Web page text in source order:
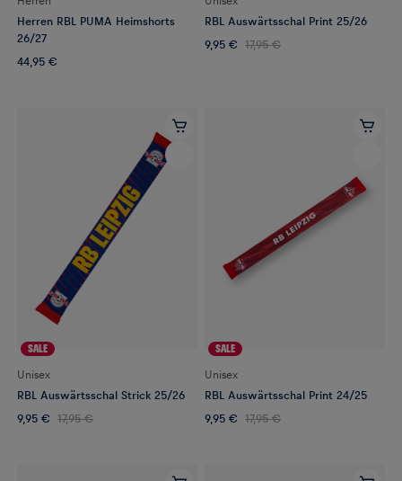
Herren RBL PUMA Heimshorts
26/27
44,95 €
RBL Auswärtsschal Print 25/26
9,95 € 17,95 €
SALE
Unisex
RBL Auswärtsschal Strick 25/26
9,95 € 17,95 €
SALE
Unisex
RBL Auswärtsschal Print 24/25
9,95 € 17,95 €